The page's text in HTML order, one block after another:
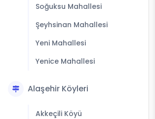
Soğuksu Mahallesi
Şeyhsinan Mahallesi
Yeni Mahallesi
Yenice Mahallesi
Alaşehir Köyleri
Akkeçili Köyü